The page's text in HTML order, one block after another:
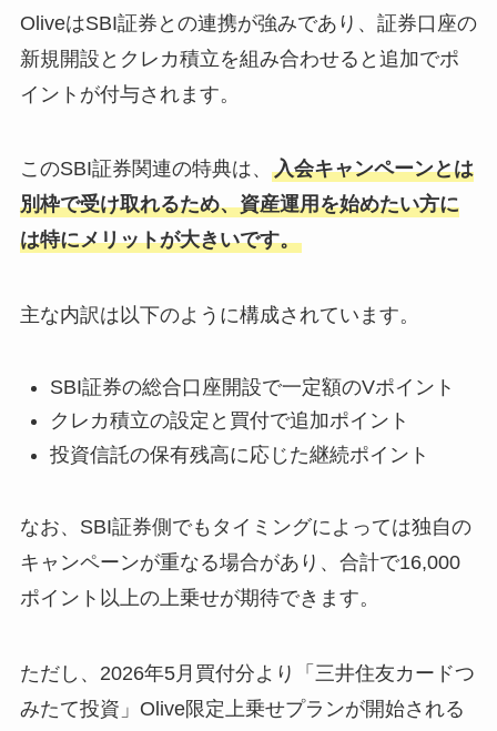
OliveはSBI証券との連携が強みであり、証券口座の
新規開設とクレカ積立を組み合わせると追加でポ
イントが付与されます。
このSBI証券関連の特典は、 入会キャンペーンとは
別枠で受け取れるため、資産運用を始めたい方に
は特にメリットが大きいです。
主な内訳は以下のように構成されています。
SBI証券の総合口座開設で一定額のVポイント
クレカ積立の設定と買付で追加ポイント
投資信託の保有残高に応じた継続ポイント
なお、SBI証券側でもタイミングによっては独自の
キャンペーンが重なる場合があり、合計で16,000
ポイント以上の上乗せが期待できます。
ただし、2026年5月買付分より「三井住友カードつ
みたて投資」Olive限定上乗せプランが開始される